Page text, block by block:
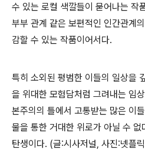
수 있는 로컬 색깔들이 묻어나는 작
부부 관계 같은 보편적인 인간관계
감할 수 있는 작품이어서다.
특히 소외된 평범한 이들의 일상을
을 위대한 모험담처럼 그려내는 임
본주의의 틀에서 고통받는 많은 이
물을 통한 거대한 위로가 아닐 수 없
탄생이다. (글:시사저널, 사진:넷플